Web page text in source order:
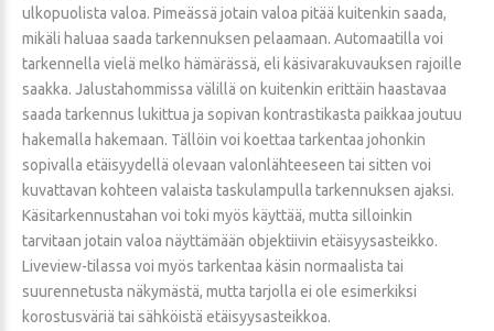
ulkopuolista valoa. Pimeässä jotain valoa pitää kuitenkin saada,
mikäli haluaa saada tarkennuksen pelaamaan. Automaatilla voi
tarkennella vielä melko hämärässä, eli käsivarakuvauksen rajoille
saakka. Jalustahommissa välillä on kuitenkin erittäin haastavaa
saada tarkennus lukittua ja sopivan kontrastikasta paikkaa joutuu
hakemalla hakemaan. Tällöin voi koettaa tarkentaa johonkin
sopivalla etäisyydellä olevaan valonlähteeseen tai sitten voi
kuvattavan kohteen valaista taskulampulla tarkennuksen ajaksi.
Käsitarkennustahan voi toki myös käyttää, mutta silloinkin
tarvitaan jotain valoa näyttämään objektiivin etäisyysasteikko.
Liveview-tilassa voi myös tarkentaa käsin normaalista tai
suurennetusta näkymästä, mutta tarjolla ei ole esimerkiksi
korostusväriä tai sähköistä etäisyysasteikkoa.